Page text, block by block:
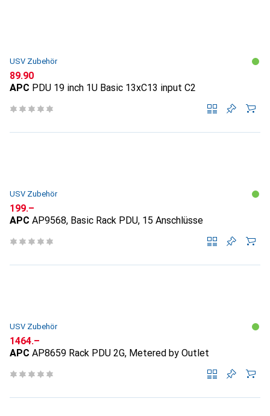
USV Zubehör
CHF
89.90
APC PDU 19 inch 1U Basic 13xC13 input C2
USV Zubehör
CHF
199.–
APC AP9568, Basic Rack PDU, 15 Anschlüsse
USV Zubehör
CHF
1464.–
APC AP8659 Rack PDU 2G, Metered by Outlet